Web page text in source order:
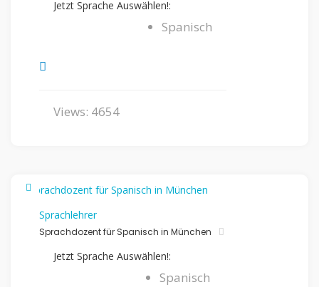
Jetzt Sprache Auswählen!:
Spanisch
Views: 4654
Sprachlehrer
Sprachdozent für Spanisch in München
Jetzt Sprache Auswählen!:
Spanisch